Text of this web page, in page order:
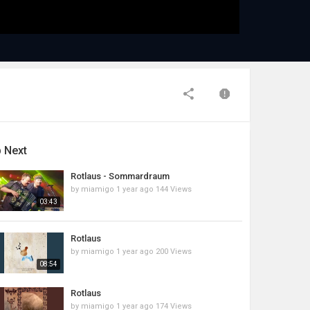
Next
03:43
Rotlaus - Sommardraum
by miamigo 1 year ago 144 Views
08:54
Rotlaus
by miamigo 1 year ago 200 Views
Rotlaus
by miamigo 1 year ago 174 Views